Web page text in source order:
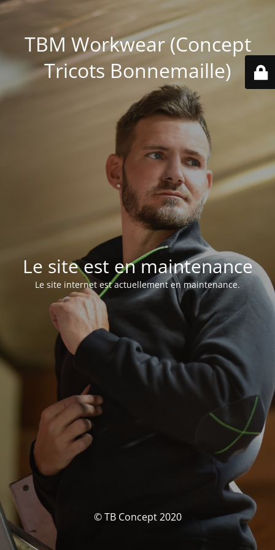
TBM Workwear (Concept
Tricots Bonnemaille)
Le site est en maintenance
Le site internet est actuellement en maintenance.
© TB Concept 2020